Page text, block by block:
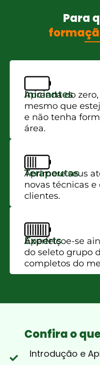
Para
Iniciantes
Aprenda do
mesmo que
e não tenha
área.
Terapeutas
Aprimore seus
novas técnicas
clientes.
Experts
Aperfeiçoe-se
do seleto grupo
completos do
Confira o
Introdução e